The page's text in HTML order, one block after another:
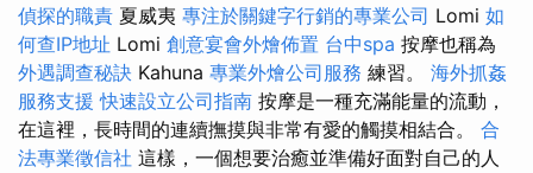
偵探的職責 夏威夷 專注於關鍵字行銷的專業公司 Lomi 如
何查IP地址 Lomi 創意宴會外燴佈置 台中spa 按摩也稱為
外遇調查秘訣 Kahuna 專業外燴公司服務 練習。 海外抓姦
服務支援 快速設立公司指南 按摩是一種充滿能量的流動，
在這裡，長時間的連續撫摸與非常有愛的觸摸相結合。 合
法專業徵信社 這樣，一個想要治癒並準備好面對自己的人